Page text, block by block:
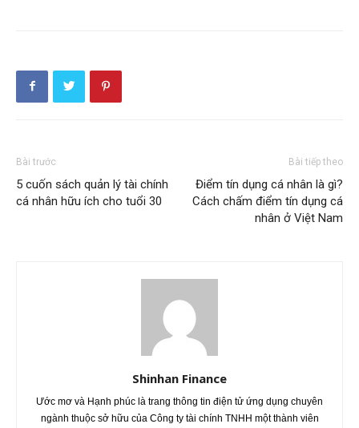
Bài trước
5 cuốn sách quản lý tài chính
cá nhân hữu ích cho tuổi 30
Bài tiếp theo
Điểm tín dụng cá nhân là gì?
Cách chấm điểm tín dụng cá
nhân ở Việt Nam
Shinhan Finance
Ước mơ và Hạnh phúc là trang thông tin điện tử ứng dụng chuyên
ngành thuộc sở hữu của Công ty tài chính TNHH một thành viên